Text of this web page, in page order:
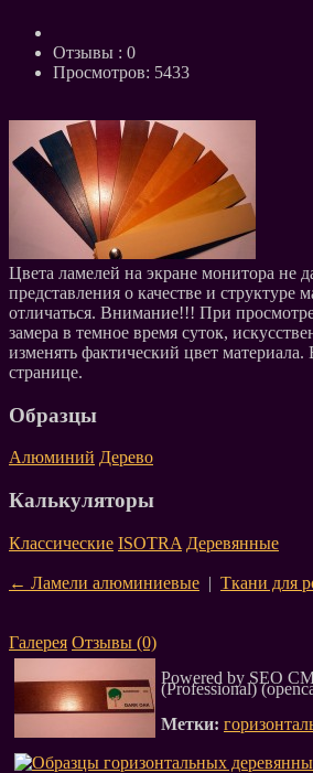
Отзывы : 0
Просмотров: 5433
Цвета ламелей на экране монитора не
представления о качестве и структуре
отличаться. Внимание!!! При
замера в темное время суток,
изменять фактический цвет
странице.
Образцы
Алюминий Дерево
Калькуляторы
Классические ISOTRA Деревянные
← Ламели алюминиевые | Ткани для
Галерея Отзывы (0)
Powered by SEO
(Professional)
Метки: